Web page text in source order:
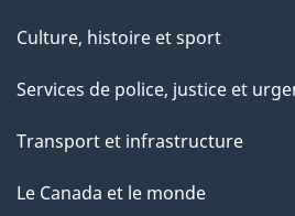
Culture, histoire et sport
Services de police, justice et
Transport et infrastructure
Le Canada et le monde